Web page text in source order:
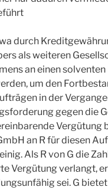
durch
als weiteren
an einen
um den
in der
gegen die
Vergütung
an R für diesen
Als R von G die
Vergütung verlangt,
sei. G